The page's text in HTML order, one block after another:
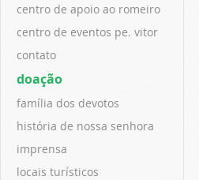
centro de apoio ao romeiro
centro de eventos pe. vitor
contato
doação
família dos devotos
história de nossa senhora
imprensa
locais turísticos